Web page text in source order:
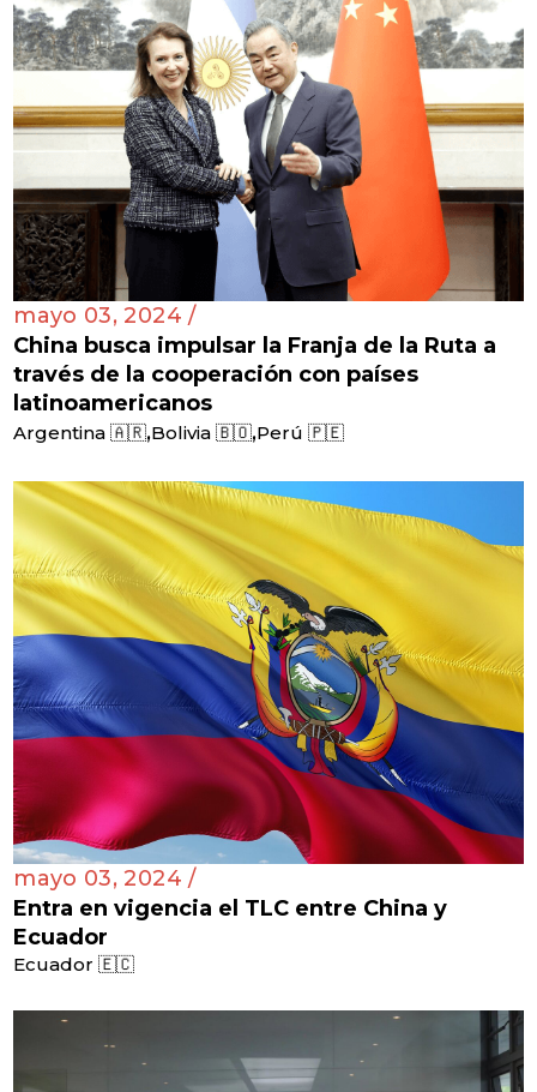
mayo 03, 2024 /
China busca impulsar la Franja de la Ruta a
través de la cooperación con países
latinoamericanos
Argentina 🇦🇷,Bolivia 🇧🇴,Perú 🇵🇪
mayo 03, 2024 /
Entra en vigencia el TLC entre China y
Ecuador
Ecuador 🇪🇨